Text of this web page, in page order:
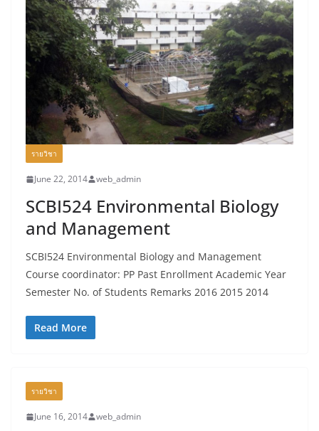
รายวิชา
June 22, 2014 web_admin
SCBI524 Environmental Biology
and Management
SCBI524 Environmental Biology and Management
Course coordinator: PP Past Enrollment Academic Year
Semester No. of Students Remarks 2016 2015 2014
Read More
รายวิชา
June 16, 2014 web_admin